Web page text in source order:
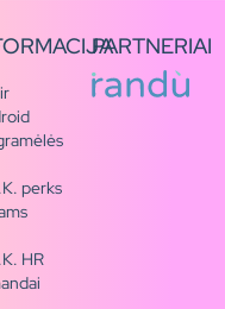
perks
HR
PARTNERIAI